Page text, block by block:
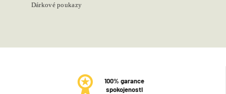
Dárkové poukazy
100% garance
spokojenosti